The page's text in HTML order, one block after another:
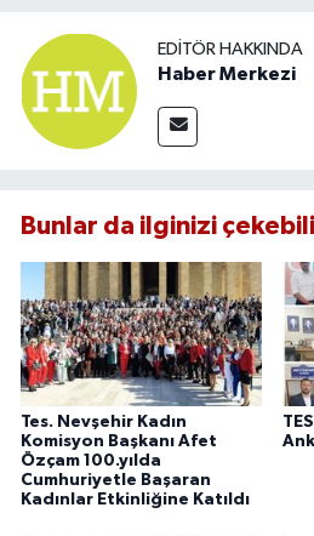
EDITÖR HAKKINDA
Haber Merkezi
Bunlar da ilginizi
Tes. Nevşehir Kadın
Komisyon Başkanı Afet
Özçam 100.yılda
Cumhuriyetle Başaran
Kadınlar Etkinliğine Katıldı